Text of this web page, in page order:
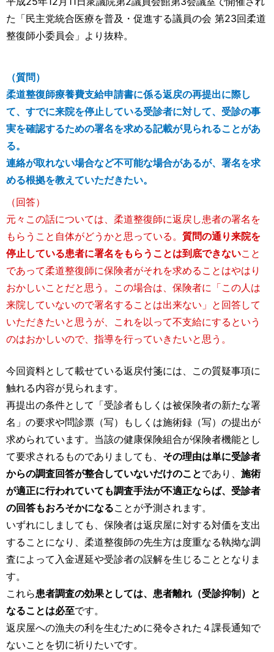
た「民主党統合医療を普及・促進する議員の会 第23回柔道
整復師小委員会」より抜粋。
（質問）
柔道整復師療養費支給申請書に係る返戻の再提出に際し
て、すでに来院を停止している受診者に対して、受診の事
実を確認するための署名を求める記載が見られることがあ
る。
連絡が取れない場合など不可能な場合があるが、署名を求
める根拠を教えていただきたい。
（回答）
元々この話については、柔道整復師に返戻し患者の署名を
もらうこと自体がどうかと思っている。 質問の通り来院を
停止している患者に署名をもらうことは到底できないこと
であって柔道整復師に保険者がそれを求めることはやはり
おかしいことだと思う。この場合は、保険者に「この人は
来院していないので署名することは出来ない」と回答して
いただきたいと思うが、これを以って不支給にするという
のはおかしいので、指導を行っていきたいと思う。
今回資料として載せている返戻付箋には、この質疑事項に
触れる内容が見られます。
再提出の条件として「受診者もしくは被保険者の新たな署
名」の要求や問診票（写）もしくは施術録（写）の提出が
求められています。当該の健康保険組合が保険者機能とし
て要求されるものでありましても、 その理由は単に受診者
からの調査回答が整合していないだけのことであり、 施術
が適正に行われていても調査手法が不適正ならば、受診者
の回答もおろそかになることが予測されます。
いずれにしましても、保険者は返戻屋に対する対価を支出
することになり、柔道整復師の先生方は度重なる執拗な調
査によって入金遅延や受診者の誤解を生じることとなりま
す。
これら患者調査の効果としては、患者離れ（受診抑制）と
なることは必至です。
返戻屋への漁夫の利を生むために発令された４課長通知で
ないことを切に祈りたいです。